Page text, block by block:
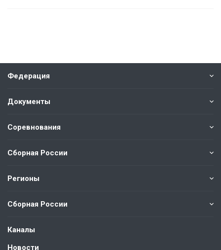
Федерация
Документы
Соревнования
Сборная России
Регионы
Сборная России
Каналы
Новости